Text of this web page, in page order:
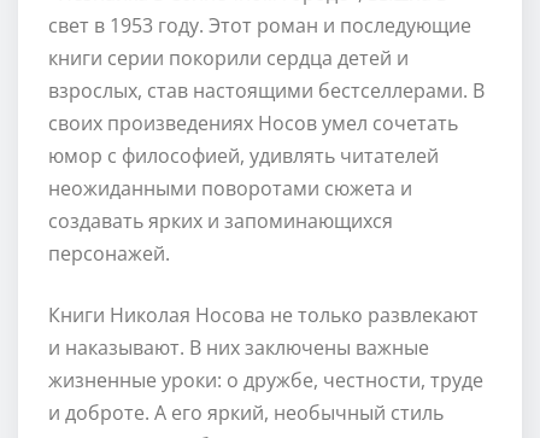
свет в 1953 году. Этот роман и последующие
книги серии покорили сердца детей и
взрослых, став настоящими бестселлерами. В
своих произведениях Носов умел сочетать
юмор с философией, удивлять читателей
неожиданными поворотами сюжета и
создавать ярких и запоминающихся
персонажей.
Книги Николая Носова не только развлекают
и наказывают. В них заключены важные
жизненные уроки: о дружбе, честности, труде
и доброте. А его яркий, необычный стиль